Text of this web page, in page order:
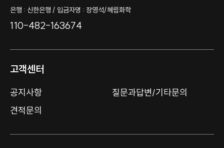
은행 : 신한은행 / 입금자명 : 장영석/혜림화학
110-482-163674
고객센터
공지사항
질문과답변/기타문의
견적문의